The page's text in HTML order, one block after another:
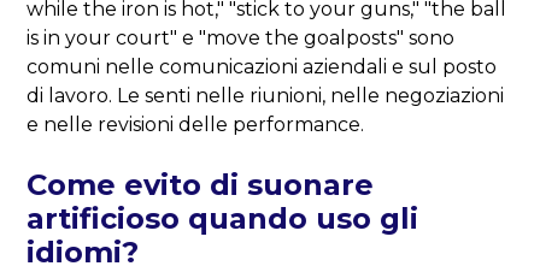
while the iron is hot," "stick to your guns," "the ball
is in your court" e "move the goalposts" sono
comuni nelle comunicazioni aziendali e sul posto
di lavoro. Le senti nelle riunioni, nelle negoziazioni
e nelle revisioni delle performance.
Come evito di suonare
artificioso quando uso gli
idiomi?